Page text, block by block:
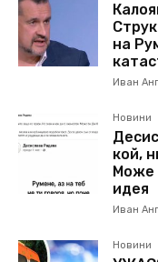
на
Иван
Новини
кой,
Може
идея
Иван
Новини